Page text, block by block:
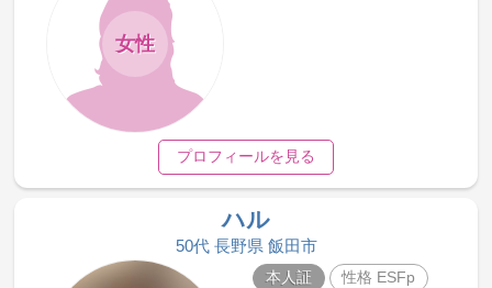
女性
プロフィールを見る
ハル
50代 長野県 飯田市
本人証 性格 ESFp